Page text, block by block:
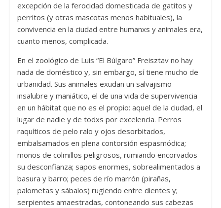
excepción de la ferocidad domesticada de gatitos y
perritos (y otras mascotas menos habituales), la
convivencia en la ciudad entre humanxs y animales era,
cuanto menos, complicada.
En el zoológico de Luis “El Búlgaro” Freisztav no hay
nada de doméstico y, sin embargo, sí tiene mucho de
urbanidad. Sus animales exudan un salvajismo
insalubre y maniático, el de una vida de supervivencia
en un hábitat que no es el propio: aquel de la ciudad, el
lugar de nadie y de todxs por excelencia. Perros
raquíticos de pelo ralo y ojos desorbitados,
embalsamados en plena contorsión espasmódica;
monos de colmillos peligrosos, rumiando encorvados
su desconfianza; sapos enormes, sobrealimentados a
basura y barro; peces de río marrón (pirañas,
palometas y sábalos) rugiendo entre dientes y;
serpientes amaestradas, contoneando sus cabezas